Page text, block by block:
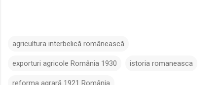
agricultura interbelică românească
exporturi agricole România 1930 istoria romaneasca
reforma agrară 1921 România